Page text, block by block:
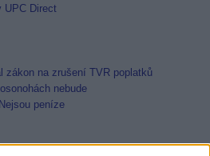
UPC Direct
zákon na zrušení TVR poplatků
nebude
peníze